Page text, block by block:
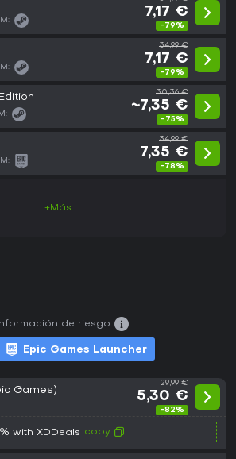
7,17 €
-79%
34,99 €
7,17 €
-79%
30,36 €
~7,35 €
-75%
34,99 €
7,35 €
-78%
+Más
Epic Games Launcher
Información de riesgo:
Games)
29,99 €
5,30 €
-82%
with XDDeals copy